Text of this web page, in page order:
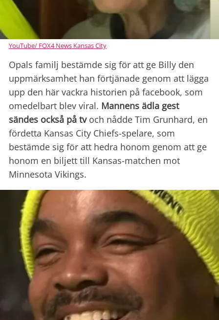
YouTube/ FOX4 News Kansas City
Opals familj bestämde sig för att ge Billy den
uppmärksamhet han förtjänade genom att lägga
upp den här vackra historien på facebook, som
omedelbart blev viral. Mannens ädla gest
sändes också på tvoch nådde Tim Grunhard, en
fördetta Kansas City Chiefs-spelare, som
bestämde sig för att hedra honom genom att ge
honom en biljett till Kansas-matchen mot
Minnesota Vikings.